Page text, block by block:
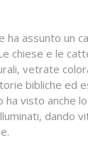
ha assunto un
chiese e le
vetrate
bibliche ed
visto anche
dando